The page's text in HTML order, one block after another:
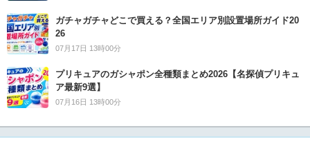
ガチャガチャどこで買える？全国エリア別設置場所ガイド20
26
07月17日 13時00分
プリキュアのガシャポン全種類まとめ2026【名探偵プリキュ
ア最新9選】
07月16日 13時00分